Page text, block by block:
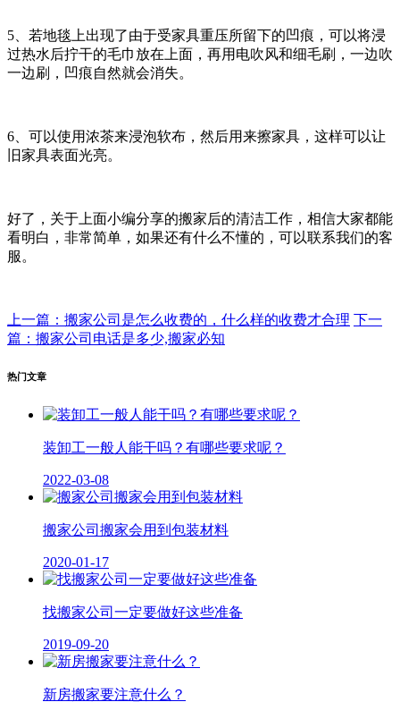
5、若地毯上出现了由于受家具重压所留下的凹痕，可以将浸
过热水后拧干的毛巾放在上面，再用电吹风和细毛刷，一边吹
一边刷，凹痕自然就会消失。
6、可以使用浓茶来浸泡软布，然后用来擦家具，这样可以让
旧家具表面光亮。
好了，关于上面小编分享的搬家后的清洁工作，相信大家都能
看明白，非常简单，如果还有什么不懂的，可以联系我们的客
服。
上一篇：搬家公司是怎么收费的，什么样的收费才合理 下一
篇：搬家公司电话是多少,搬家必知
热门文章
装卸工一般人能干吗？有哪些要求呢？
2022-03-08
搬家公司搬家会用到包装材料
2020-01-17
找搬家公司一定要做好这些准备
2019-09-20
新房搬家要注意什么？